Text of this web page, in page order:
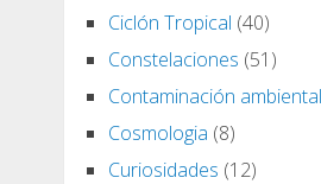
Ciclón Tropical (40)
Constelaciones (51)
Contaminación ambiental
Cosmologia (8)
Curiosidades (12)